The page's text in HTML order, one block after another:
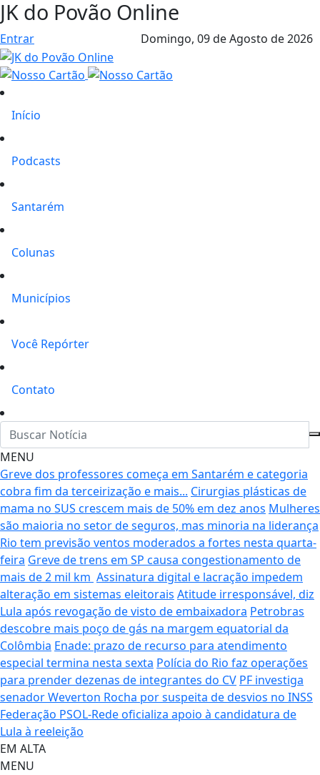
JK do Povão Online
Entrar Domingo, 09 de Agosto de 2026
Início
Podcasts
Santarém
Colunas
Municípios
Você Repórter
Contato
MENU
Greve dos professores começa em Santarém e categoria
cobra fim da terceirização e mais... Cirurgias plásticas de
mama no SUS crescem mais de 50% em dez anos Mulheres
são maioria no setor de seguros, mas minoria na liderança
Rio tem previsão ventos moderados a fortes nesta quarta-
feira Greve de trens em SP causa congestionamento de
mais de 2 mil km Assinatura digital e lacração impedem
alteração em sistemas eleitorais Atitude irresponsável, diz
Lula após revogação de visto de embaixadora Petrobras
descobre mais poço de gás na margem equatorial da
Colômbia Enade: prazo de recurso para atendimento
especial termina nesta sexta Polícia do Rio faz operações
para prender dezenas de integrantes do CV PF investiga
senador Weverton Rocha por suspeita de desvios no INSS
Federação PSOL-Rede oficializa apoio à candidatura de
Lula à reeleição
EM ALTA
MENU